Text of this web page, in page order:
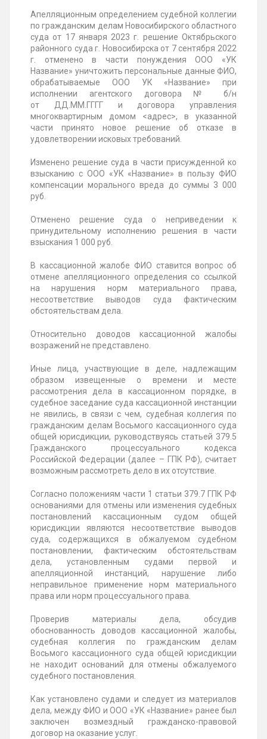
Апелляционным определением судебной коллегии
по гражданским делам Новосибирского областного
суда от 17 января 2023 г. решение Октябрьского
районного суда г. Новосибирска от 7 сентября 2022
г. отменено в части понуждения ООО «УК
Название» уничтожить персональные данные ФИО,
обрабатываемые ООО УК «Название» при
исполнении агентского договора № б/н
от ДД.ММ.ГГГГи договора управления
многоквартирным домом <адрес>, в указанной
части принято новое решение об отказе в
удовлетворении исковых требований.
Изменено решение суда в части присужденной ко
взысканию с ООО «УК «Название» в пользу ФИО
компенсации морального вреда до суммы 3 000
руб.
Отменено решение суда о неприведении к
принудительному исполнению решения в части
взыскания 1 000 руб.
В кассационной жалобе ФИО ставится вопрос об
отмене апелляционного определения со ссылкой
на нарушения норм материального права,
несоответствие выводов суда фактическим
обстоятельствам дела.
Относительно доводов кассационной жалобы
возражений не представлено.
Иные лица, участвующие в деле, надлежащим
образом извещенные о времени и месте
рассмотрения дела в кассационном порядке, в
судебное заседание суда кассационной инстанции
не явились, в связи с чем, судебная коллегия по
гражданским делам Восьмого кассационного суда
общей юрисдикции, руководствуясь статьей 379.5
Гражданского процессуального кодекса
Российской Федерации (далее – ГПК РФ), считает
возможным рассмотреть дело в их отсутствие.
Согласно положениям части 1 статьи 379.7 ГПК РФ
основаниями для отмены или изменения судебных
постановлений кассационным судом общей
юрисдикции являются несоответствие выводов
суда, содержащихся в обжалуемом судебном
постановлении, фактическим обстоятельствам
дела, установленным судами первой и
апелляционной инстанций, нарушение либо
неправильное применение норм материального
права или норм процессуального права.
Проверив материалы дела, обсудив
обоснованность доводов кассационной жалобы,
судебная коллегия по гражданским делам
Восьмого кассационного суда общей юрисдикции
не находит оснований для отмены обжалуемого
судебного постановления.
Как установлено судами и следует из материалов
дела, между ФИО и ООО «УК «Название» ранее был
заключен возмездный гражданско-правовой
договор на оказание услуг.